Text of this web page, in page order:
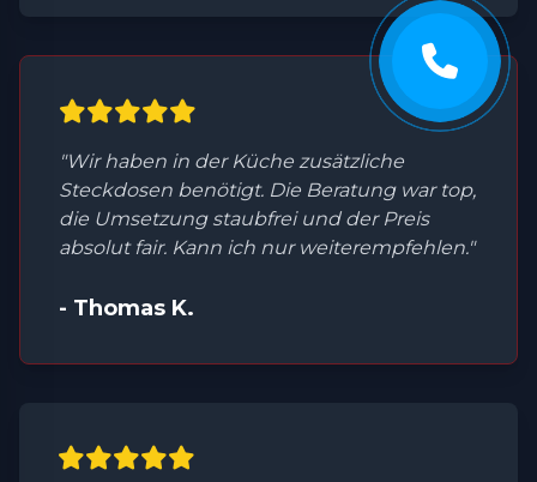
"Wir haben in der Küche zusätzliche
Steckdosen benötigt. Die Beratung war top,
die Umsetzung staubfrei und der Preis
absolut fair. Kann ich nur weiterempfehlen."
- Thomas K.